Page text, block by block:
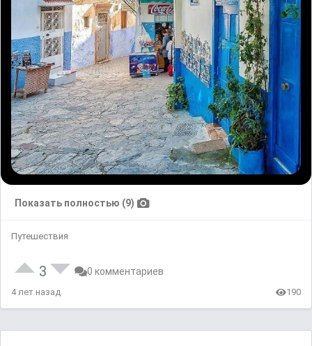
Показать полностью (9)
Путешествия
3 0 комментариев
4 лет назад 190